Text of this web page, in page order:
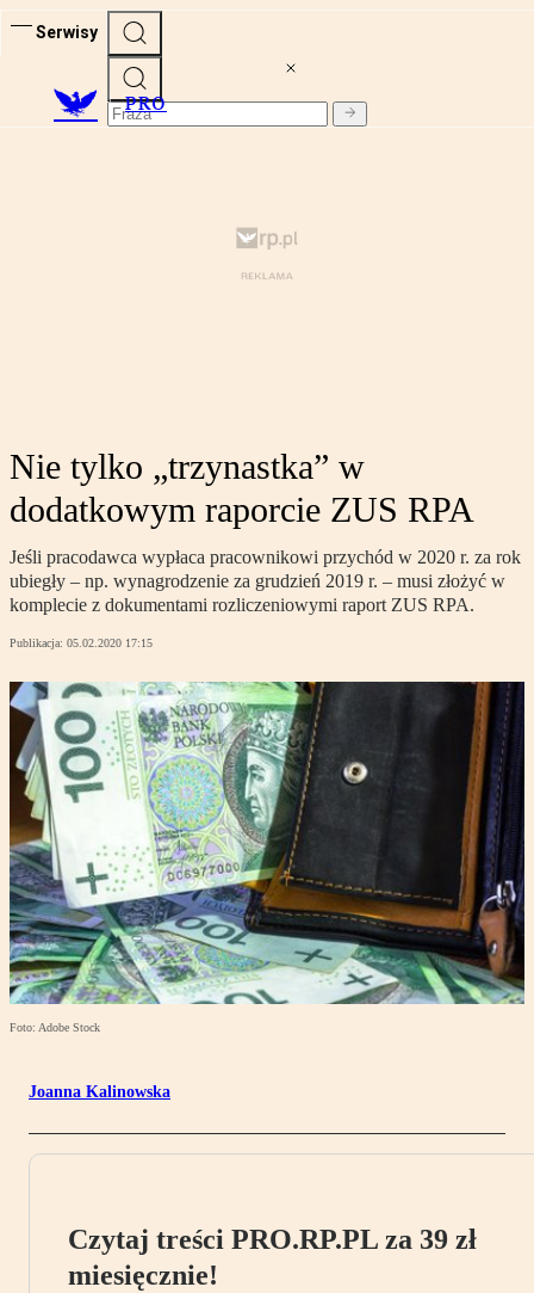
Serwisy
PRO
Nie tylko „trzynastka” w
dodatkowym raporcie ZUS RPA
Jeśli pracodawca wypłaca pracownikowi przychód w 2020 r. za rok
ubiegły – np. wynagrodzenie za grudzień 2019 r. – musi złożyć w
komplecie z dokumentami rozliczeniowymi raport ZUS RPA.
Publikacja: 05.02.2020 17:15
Foto: Adobe Stock
Joanna Kalinowska
Czytaj treści PRO.RP.PL za 39 zł
miesięcznie!